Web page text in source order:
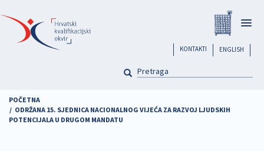
na
glavni
sadržaj
ENGLISH
header
KONTAKTI
PRETRAGA
POČETNA
ODRŽANA 15. SJEDNICA NACIONALNOG VIJEĆA ZA RAZVOJ LJUDSKIH
POTENCIJALA U DRUGOM MANDATU